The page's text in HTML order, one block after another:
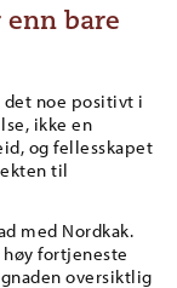
enn bare
det noe positivt i
ikke en
og fellesskapet
til
med Nordkak.
fortjeneste
oversiktlig